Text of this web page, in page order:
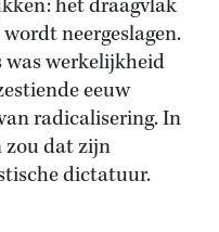
het draagvlak
neergeslagen.
was werkelijkheid
eeuw
radicalisering. In
zou dat zijn
dictatuur.